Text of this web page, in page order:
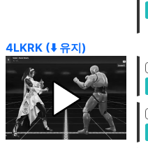
4LKRK (⬇️ 유지)